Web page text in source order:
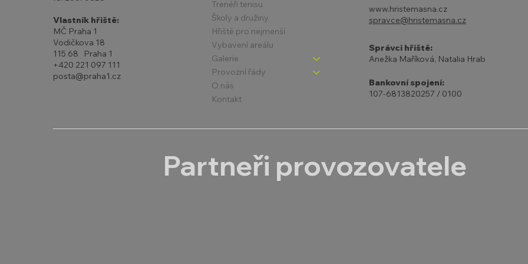
Vlastník hřiště:
MČ Praha 1
Vodičkova 18
115 68 Praha 1
+420 221 097 111
posta@praha1.cz
Trenéři tenisu
Školy a družiny
Hřiště pro nejmenší
Vybavení areálu
Galerie
Provozní řády
O nás
Kontakt
www.hristemasna.cz
spravce@hristemasna.cz
Správci hřiště:
Anežka Maříková, Natalia Hrab
Bankovní spojení:
107-6813820257 / 0100
Partneři provozovatele